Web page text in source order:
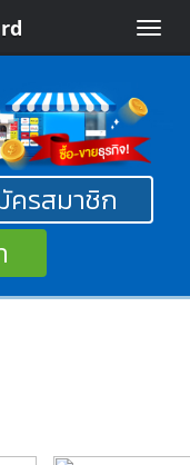
Toggle
ครสมาชิก